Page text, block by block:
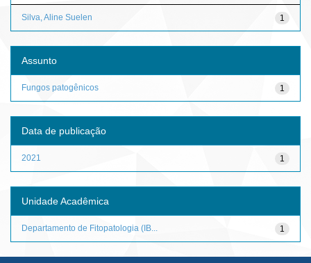
1
Silva, Aline Suelen
Assunto
1
Fungos patogênicos
Data de publicação
1
2021
Unidade Acadêmica
1
Departamento de Fitopatologia (IB...